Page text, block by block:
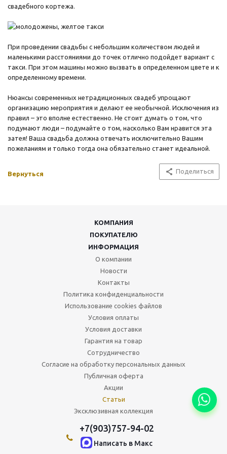
свадебного кортежа.
При проведении свадьбы с небольшим количеством людей и
маленькими расстояниями до точек отлично подойдет вариант с
такси. При этом машины можно вызвать в определенном цвете и к
определенному времени.
Нюансы современных нетрадиционных свадеб упрощают
организацию мероприятия и делают ее необычной. Исключения из
правил – это вполне естественно. Не стоит думать о том, что
подумают люди – подумайте о том, насколько Вам нравится эта
затея! Ваша свадьба должна отвечать исключительно Вашим
пожеланиям и только тогда она обязательно станет идеальной.
Вернуться Поделиться
КОМПАНИЯ
ПОКУПАТЕЛЮ
ИНФОРМАЦИЯ
О компании
Новости
Контакты
Политика конфиденциальности
Использование cookies файлов
Условия оплаты
Условия доставки
Гарантия на товар
Сотрудничество
Согласие на обработку персональных данных
Публичная оферта
Акции
Статьи
Эксклюзивная коллекция
+7(903)757-94-02
Написать в Maкс